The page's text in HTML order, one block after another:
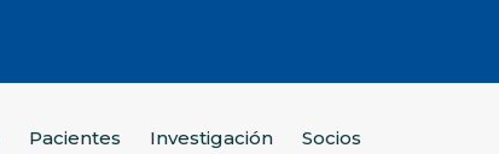
Pacientes Investigación Socios